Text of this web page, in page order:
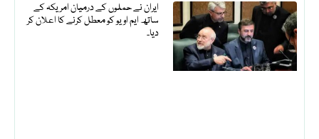
ایران نے حملوں کے درمیان امریکہ کے
ساتھ ایم او یو کو معطل کرنے کا اعلان کر
دیا۔